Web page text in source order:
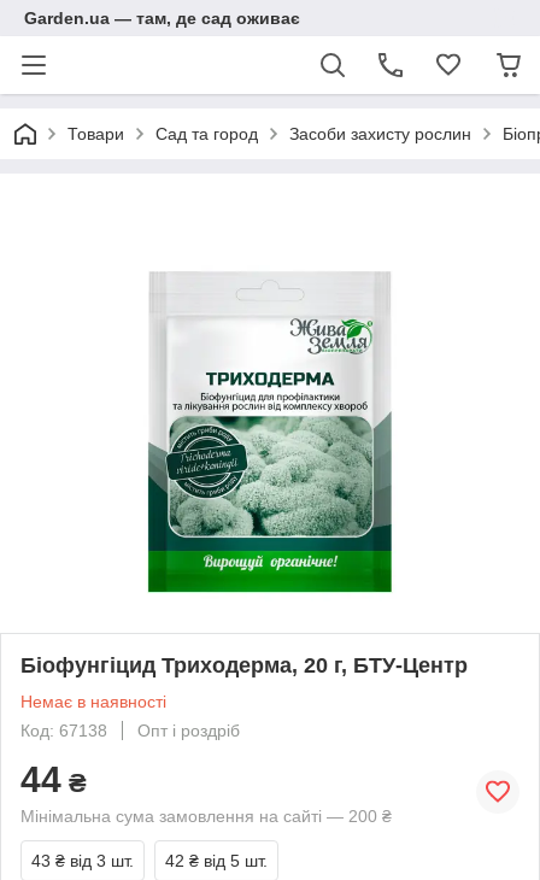
Garden.ua — там, де сад оживає
Товари Сад та город Засоби захисту рослин
Біофунгіцид Триходерма, 20 г, БТУ-Центр
Немає в наявності
Код: 67138
Опт і роздріб
44 ₴
Мінімальна сума замовлення на сайті — 200 ₴
43 ₴ від 3 шт. 42 ₴ від 5 шт.